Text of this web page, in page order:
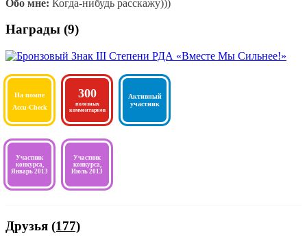
Обо мне: Когда-нибудь расскажу)))
Награды (9)
На помпе
Accu-Check
300
полезных
комментариев
Активный
участник
Участник
конкурса,
Январь 2013
Участник
конкурса,
Июль 2013
Друзья (177)